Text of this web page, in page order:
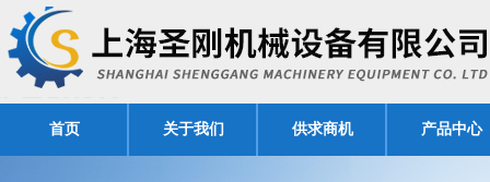
首页 关于我们 供求商机 产品中心